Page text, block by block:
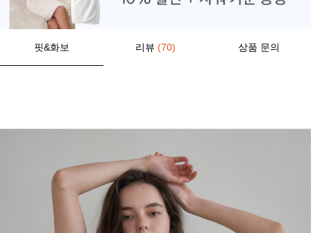
핏&화보 리뷰 (70) 상품 문의